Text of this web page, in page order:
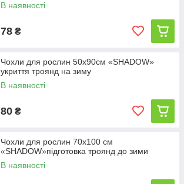
В наявності
78 ₴
Чохли для рослин 50х90см «SHADOW»
укриття троянд на зиму
В наявності
80 ₴
Чохли для рослин 70х100 см
«SHADOW»підготовка троянд до зими
В наявності